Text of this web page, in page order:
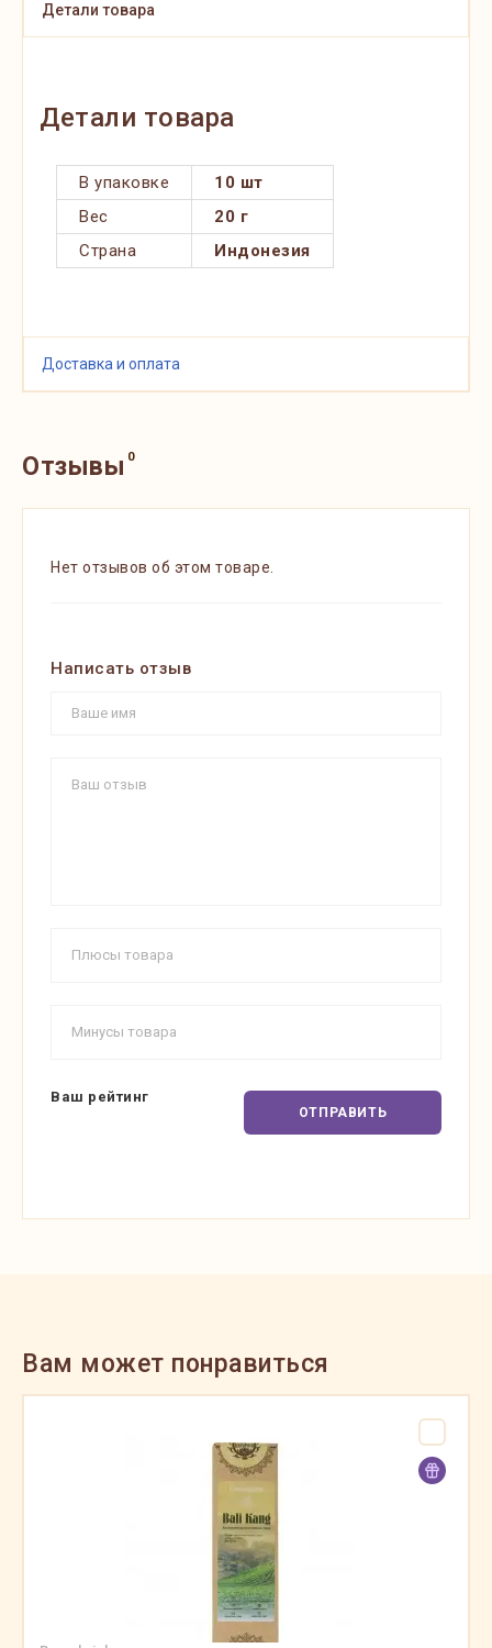
Детали товара
Детали товара
В упаковке
10 шт
Вес
20 г
Страна
Индонезия
Доставка и оплата
Отзывы 0
Нет отзывов об этом товаре.
Написать отзыв
Ваш рейтинг
ОТПРАВИТЬ
Вам может понравиться